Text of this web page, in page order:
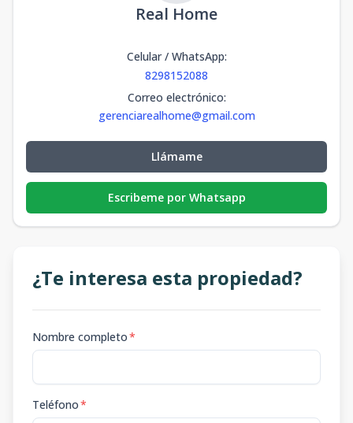
Real Home
Celular / WhatsApp:
8298152088
Correo electrónico:
gerenciarealhome@gmail.com
Llámame
Escribeme por Whatsapp
¿Te interesa esta propiedad?
Nombre completo*
Teléfono*